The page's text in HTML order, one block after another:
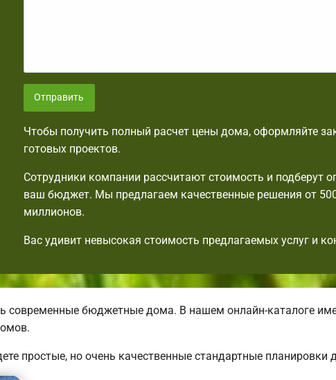
Отправить
Чтобы получить полный расчет цены дома, оформляйте
готовых проектов.
Сотрудники компании рассчитают стоимость и подберут
ваш бюджет. Мы предлагаем качественные решения от
миллионов.
Вас удивит невысокая стоимость предлагаемых услуг и
современные бюджетные дома. В нашем онлайн-каталоге
простые, но очень качественные стандартные